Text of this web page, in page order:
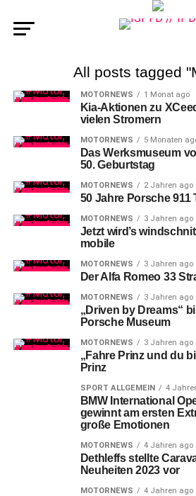
All posts tagged
MOTORNEWS 1 Monat ago
Kia-Aktionen zu
vielen Stromern
MOTORNEWS 5 Monaten
Das Werksmuseum
50. Geburtstag
MOTORNEWS 2 Jahren ago
50 Jahre Porsche 911
MOTORNEWS 3 Jahren ago
Jetzt wird’s
mobile
MOTORNEWS 3 Jahren ago
Der Alfa Romeo 33
MOTORNEWS 3 Jahren ago
„Driven by Dreams“
Porsche Museum
MOTORNEWS 3 Jahren ago
„Fahre Prinz und du
Prinz
SPORT ALLGEMEIN 4
BMW International
gewinnt am ersten
große Emotionen
MOTORNEWS 4 Jahren ago
Dethleffs stellte
Neuheiten 2023 vor
MOTORNEWS 4 Jahren ago